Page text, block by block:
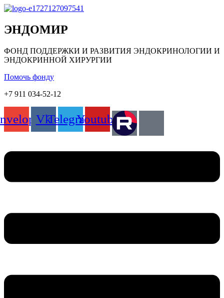
ЭНДОМИР
ФОНД ПОДДЕРЖКИ И РАЗВИТИЯ ЭНДОКРИНОЛОГИИ И
ЭНДОКРИННОЙ ХИРУРГИИ
Помочь фонду
+7 911 034-52-12
VkTelegramYoutube